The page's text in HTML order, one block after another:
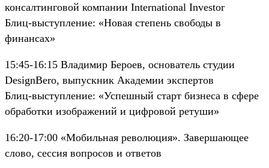
консалтинговой компании International Investor
Блиц-выступление: «Новая степень свободы в
финансах»
15:45-16:15 Владимир Бероев, основатель студии
DesignBero, выпускник Академии экспертов
Блиц-выступление: «Успешный старт бизнеса в сфере
обработки изображений и цифровой ретуши»
16:20-17:00 «Мобильная революция». Завершающее
слово, сессия вопросов и ответов